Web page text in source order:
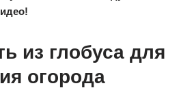
из глобуса для
огорода